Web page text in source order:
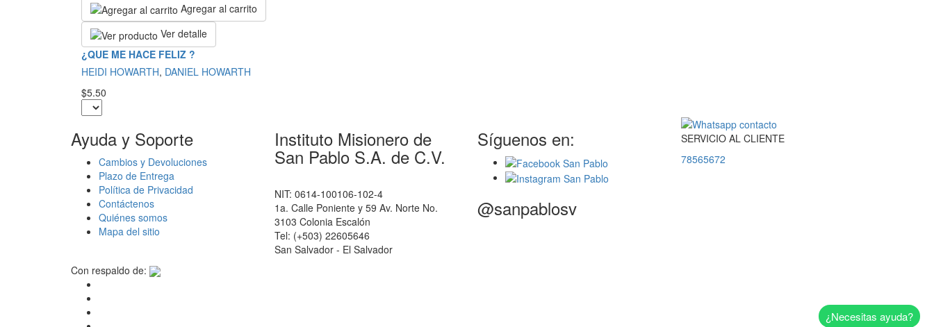
Agregar al carrito
Ver detalle
¿QUE ME HACE FELIZ ?
HEIDI HOWARTH, DANIEL HOWARTH
$5.50
Ayuda y Soporte
Cambios y Devoluciones
Plazo de Entrega
Política de Privacidad
Contáctenos
Quiénes somos
Mapa del sitio
Instituto Misionero de
San Pablo S.A. de C.V.
NIT: 0614-100106-102-4
1a. Calle Poniente y 59 Av. Norte No.
3103 Colonia Escalón
Tel: (+503) 22605646
San Salvador - El Salvador
Síguenos en:
@sanpablosv
SERVICIOAL CLIENTE
78565672
Con respaldo de:
¿Necesitas ayuda?